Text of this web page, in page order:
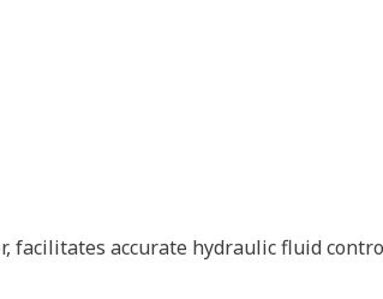
facilitates accurate hydraulic fluid